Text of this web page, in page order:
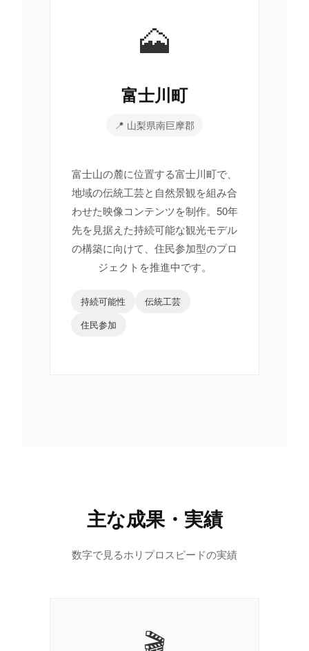
🗻
富士川町
📍 山梨県南巨摩郡
富士山の麓に位置する富士川町で、
地域の伝統工芸と自然景観を組み合
わせた映像コンテンツを制作。50年
先を見据えた持続可能な観光モデル
の構築に向けて、住民参加型のプロ
ジェクトを推進中です。
持続可能性
伝統工芸
住民参加
主な成果・実績
数字で見るホリプロスピードの実績
🎬